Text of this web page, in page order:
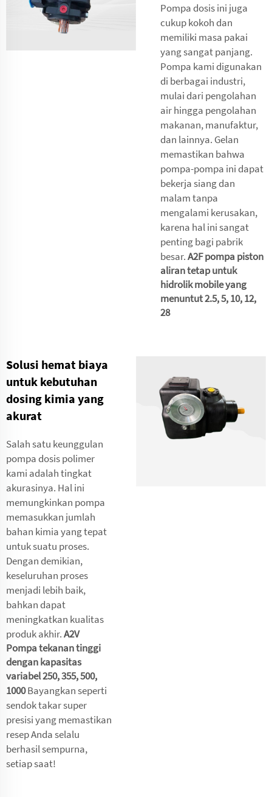
Pompa dosis ini juga
cukup kokoh dan
memiliki masa pakai
yang sangat panjang.
Pompa kami digunakan
di berbagai industri,
mulai dari pengolahan
air hingga pengolahan
makanan, manufaktur,
dan lainnya. Gelan
memastikan bahwa
pompa-pompa ini dapat
bekerja siang dan
malam tanpa
mengalami kerusakan,
karena hal ini sangat
penting bagi pabrik
besar.A2F pompa piston
aliran tetap untuk
hidrolik mobile yang
menuntut 2.5, 5, 10, 12,
28
Solusi hemat biaya
untuk kebutuhan
dosing kimia yang
akurat
Salah satu keunggulan
pompa dosis polimer
kami adalah tingkat
akurasinya. Hal ini
memungkinkan pompa
memasukkan jumlah
bahan kimia yang tepat
untuk suatu proses.
Dengan demikian,
keseluruhan proses
menjadi lebih baik,
bahkan dapat
meningkatkan kualitas
produk akhir.A2V
Pompa tekanan tinggi
dengan kapasitas
variabel 250, 355, 500,
1000Bayangkan seperti
sendok takar super
presisi yang memastikan
resep Anda selalu
berhasil sempurna,
setiap saat!